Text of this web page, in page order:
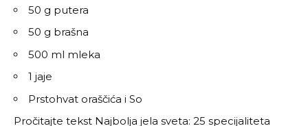
50 g putera
50 g brašna
500 ml mleka
1 jaje
Prstohvat oraščića i So
Pročitajte tekst Najbolja jela sveta: 25 specijaliteta